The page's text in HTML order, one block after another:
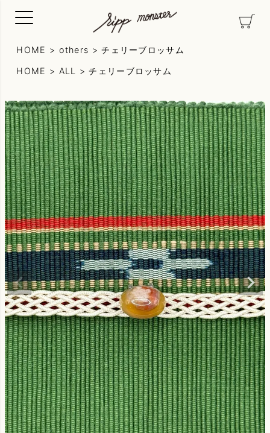
HOME others チェリーブロッサム
HOME ALL チェリーブロッサム